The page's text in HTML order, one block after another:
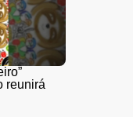
reunirá